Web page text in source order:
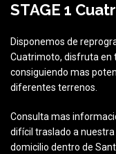
STAGE 1
Disponemos de
Cuatrimoto, disfruta en
consiguiendo mas
diferentes terrenos.
Consulta mas
difícil traslado a
domicilio dentro de